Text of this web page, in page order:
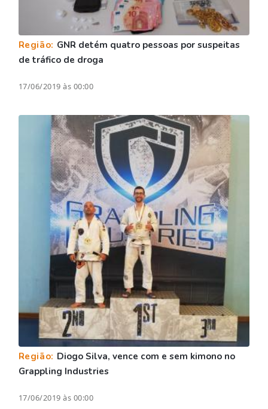
Região: GNR detém quatro pessoas por suspeitas
de tráfico de droga
17/06/2019 às 00:00
Região: Diogo Silva, vence com e sem kimono no
Grappling Industries
17/06/2019 às 00:00